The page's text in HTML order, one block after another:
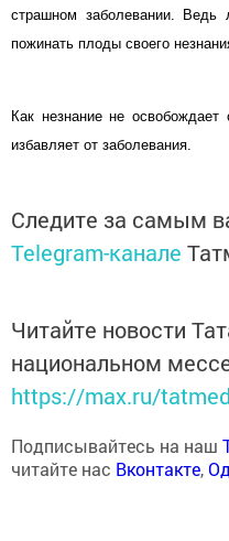
страшном заболевании.
пожинать плоды своего
Как незнание не освобождает
избавляет от заболевания.
Следите за самым
Telegram-канале
Читайте новости
национальном
https://max.ru/
Подписывайтесь на наш
читайте нас Вконтакте,